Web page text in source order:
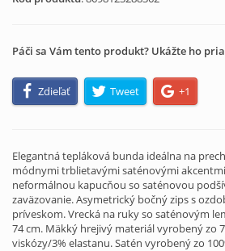
Páči sa Vám tento produkt? Ukážte ho
Zdieľať Tweet +1
Elegantná tepláková bunda ideálna na
módnymi trblietavými saténovými
neformálnou kapucňou so saténovou
zaväzovanie. Asymetrický bočný zips s
príveskom. Vrecká na ruky so saténovým
74 cm. Mäkký hrejivý materiál vyrobený zo
viskózy/3% elastanu. Satén vyrobený zo